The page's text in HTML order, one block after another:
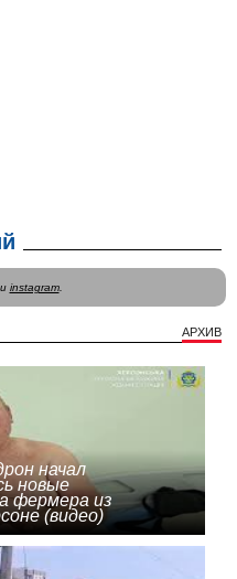
instagram.
АРХИВ
начал
новые
фермера из
(видео)